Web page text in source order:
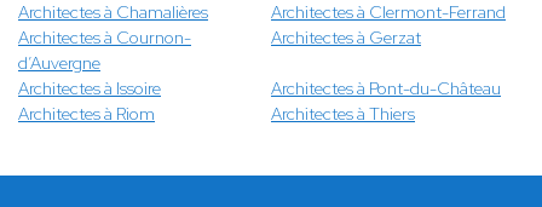
Architectes à Chamalières
Architectes à Clermont-Ferrand
Architectes à Cournon-
d’Auvergne
Architectes à Gerzat
Architectes à Issoire
Architectes à Pont-du-Château
Architectes à Riom
Architectes à Thiers